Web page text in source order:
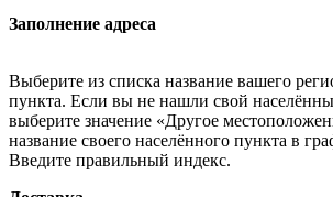
Заполнение адреса
Выберите из списка название вашего
пункта. Если вы не нашли свой
выберите значение «Другое
название своего населённого пункта в
Введите правильный индекс.